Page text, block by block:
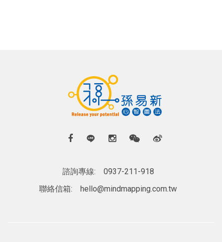
諮詢專線:
0937-211-918
聯絡信箱:
hello@mindmapping.com.tw